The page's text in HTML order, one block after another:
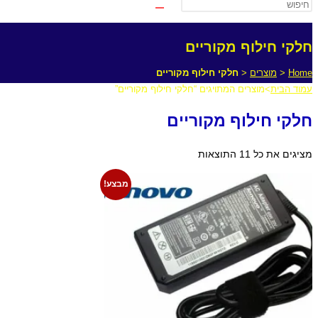
חלקי חילוף מקוריים
Home
< מוצרים < חלקי חילוף מקוריים
עמוד הבית>מוצרים המתויגים “חלקי חילוף מקוריים”
חלקי חילוף מקוריים
מציגים את כל ⁦11⁩ התוצאות
מבצע!